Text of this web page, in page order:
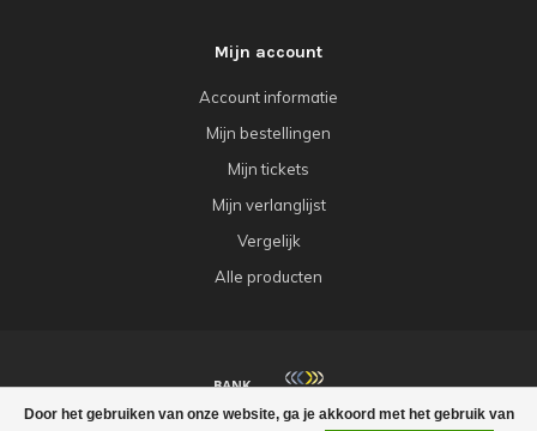
Door het gebruiken van onze website, ga je akkoord met het gebruik van
Mijn account
Account informatie
Mijn bestellingen
Mijn tickets
Mijn verlanglijst
Vergelijk
Alle producten